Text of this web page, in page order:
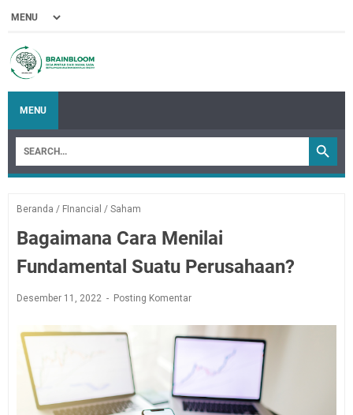
MENU
Beranda / FInancial / Saham
Bagaimana Cara Menilai
Fundamental Suatu Perusahaan?
Desember 11, 2022 Posting Komentar